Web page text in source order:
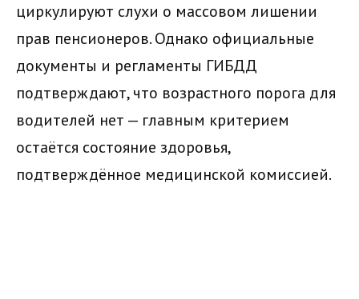
циркулируют слухи о массовом лишении
прав пенсионеров. Однако официальные
документы и регламенты ГИБДД
подтверждают, что возрастного порога для
водителей нет — главным критерием
остаётся состояние здоровья,
подтверждённое медицинской комиссией.